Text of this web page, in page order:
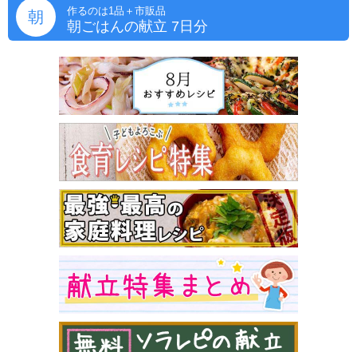
朝 作るのは1品＋市販品
朝ごはんの献立 7日分